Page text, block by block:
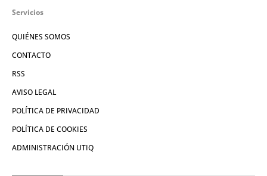
Servicios
QUIÉNES SOMOS
CONTACTO
RSS
AVISO LEGAL
POLÍTICA DE PRIVACIDAD
POLÍTICA DE COOKIES
ADMINISTRACIÓN UTIQ